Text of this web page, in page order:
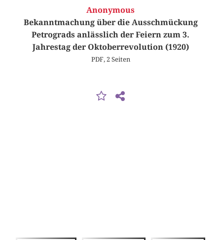
Anonymous
Bekanntmachung über die Ausschmückung
Petrograds anlässlich der Feiern zum 3.
Jahrestag der Oktoberrevolution (1920)
PDF, 2 Seiten